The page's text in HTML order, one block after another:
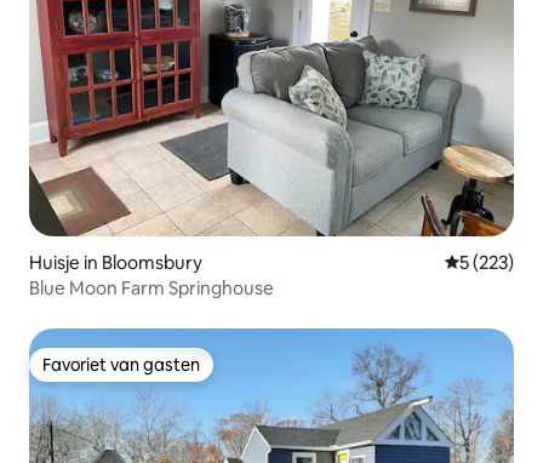
Huisje in Bloomsbury
5 (223)
Blue Moon Farm Springhouse
Favoriet van gasten
Favoriet van gasten